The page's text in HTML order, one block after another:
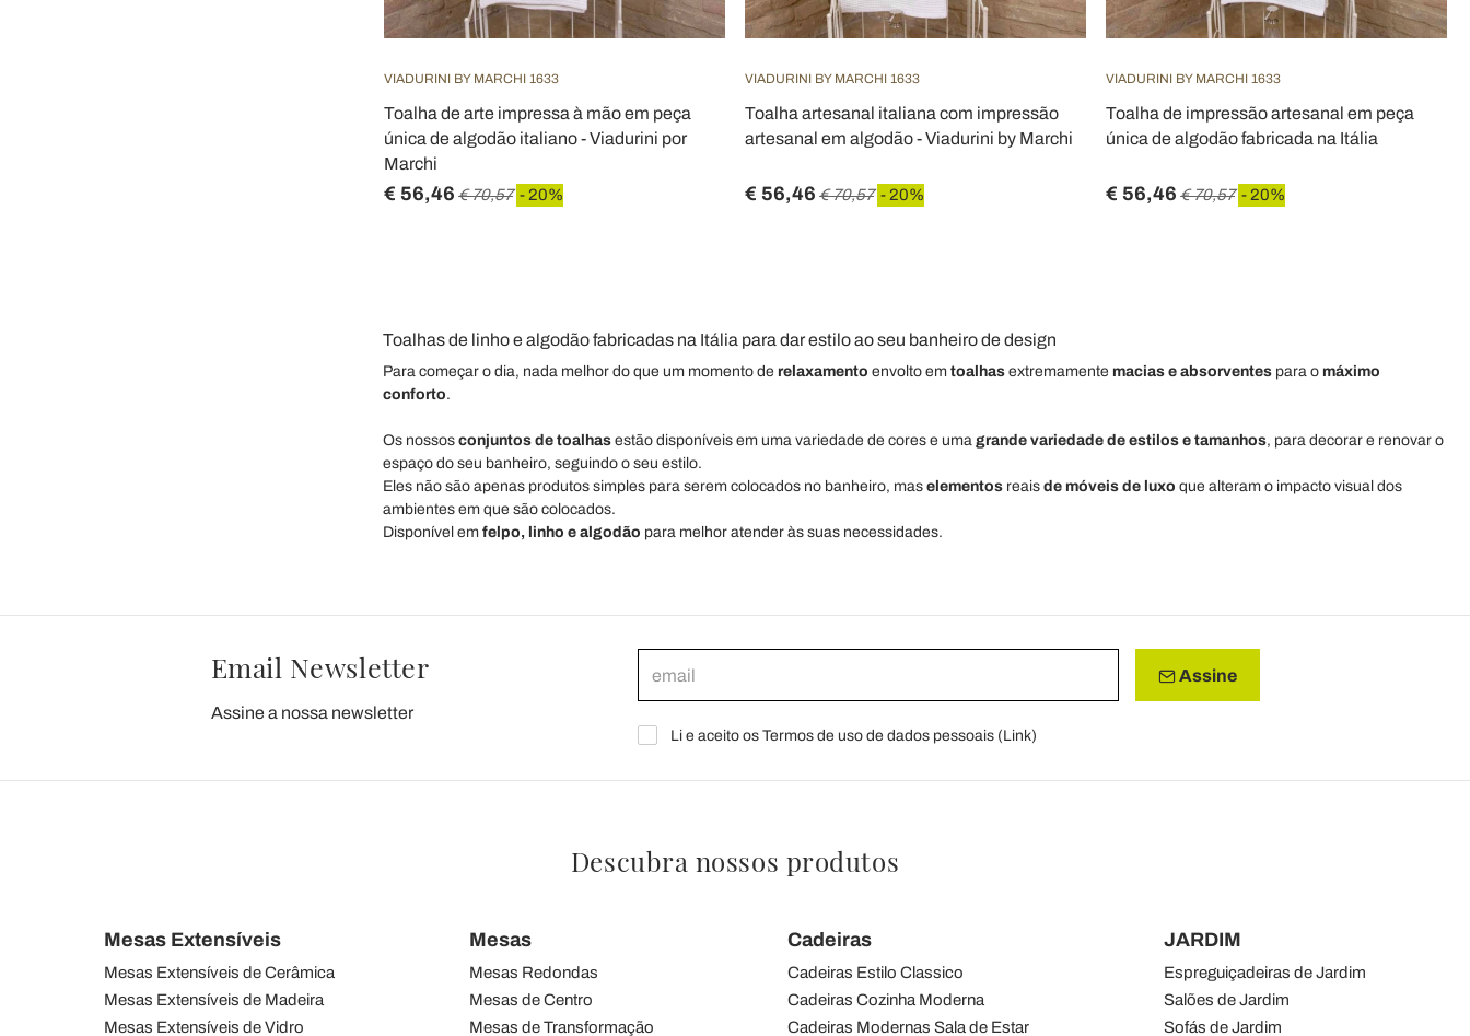
VIADURINI BY MARCHI 1633
Toalha de arte impressa à mão em peça
única de algodão italiano - Viadurini por
Marchi
€ 56,46 € 70,57 - 20%
VIADURINI BY MARCHI 1633
Toalha artesanal italiana com impressão
artesanal em algodão - Viadurini by Marchi
€ 56,46 € 70,57 - 20%
VIADURINI BY MARCHI 1633
Toalha de impressão artesanal em peça
única de algodão fabricada na Itália
€ 56,46 € 70,57 - 20%
Toalhas de linho e algodão fabricadas na Itália para dar estilo ao seu banheiro de design
Para começar o dia, nada melhor do que um momento de relaxamento envolto em toalhas extremamente macias e absorventes para o máximo
conforto.
Os nossos conjuntos de toalhas estão disponíveis em uma variedade de cores e uma grande variedade de estilos e tamanhos, para decorar e renovar o
espaço do seu banheiro, seguindo o seu estilo.
Eles não são apenas produtos simples para serem colocados no banheiro, mas elementos reais de móveis de luxo que alteram o impacto visual dos
ambientes em que são colocados.
Disponível em felpo, linho e algodão para melhor atender às suas necessidades.
Email Newsletter
Assine a nossa newsletter
Assine
Li e aceito os Termos de uso de dados pessoais (Link)
Descubra nossos produtos
Mesas Extensíveis
Mesas Extensíveis de Cerâmica
Mesas Extensíveis de Madeira
Mesas Extensíveis de Vidro
Mesas
Mesas Redondas
Mesas de Centro
Mesas de Transformação
Cadeiras
Cadeiras Estilo Classico
Cadeiras Cozinha Moderna
Cadeiras Modernas Sala de Estar
JARDIM
Espreguiçadeiras de Jardim
Salões de Jardim
Sofás de Jardim